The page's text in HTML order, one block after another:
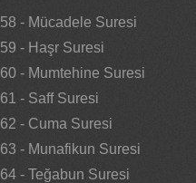
58 - Mücadele Suresi
59 - Haşr Suresi
60 - Mumtehine Suresi
61 - Saff Suresi
62 - Cuma Suresi
63 - Munafikun Suresi
64 - Teğabun Suresi